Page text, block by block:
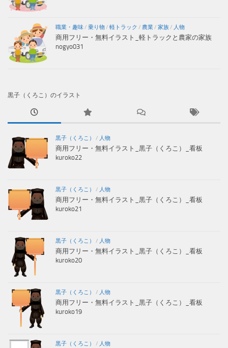
職業・趣味/ 乗り物/ 軽トラック / 農業/ 家族/ 人物
商用フリー・無料イラスト_軽トラックと農家の家族
nogyo031
黒子（くろこ）のイラスト
黒子（くろこ） / 人物
商用フリー・無料イラスト_黒子（くろこ）_看板
kuroko22
黒子（くろこ） / 人物
商用フリー・無料イラスト_黒子（くろこ）_看板
kuroko21
黒子（くろこ） / 人物
商用フリー・無料イラスト_黒子（くろこ）_看板
kuroko20
黒子（くろこ） / 人物
商用フリー・無料イラスト_黒子（くろこ）_看板
kuroko19
黒子（くろこ） / 人物